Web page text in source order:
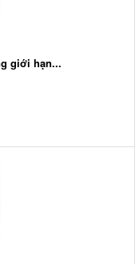
giới hạn...